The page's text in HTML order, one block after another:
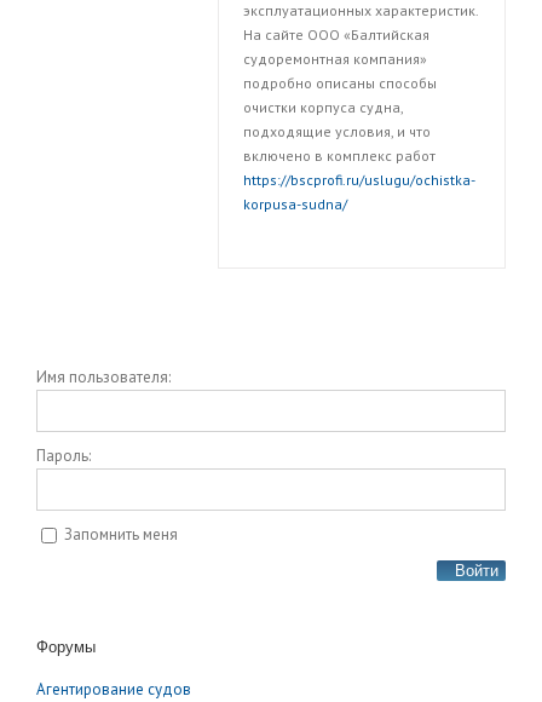
эксплуатационных характеристик.
На сайте ООО «Балтийская
судоремонтная компания»
подробно описаны способы
очистки корпуса судна,
подходящие условия, и что
включено в комплекс работ
https://bscprofi.ru/uslugu/ochistka-
korpusa-sudna/
Имя пользователя:
Пароль:
Запомнить меня
Войти
Форумы
Агентирование судов